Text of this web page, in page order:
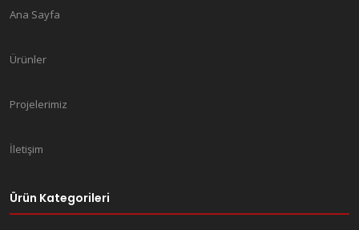
Ana Sayfa
Ürünler
Projelerimiz
İletişim
Ürün Kategorileri